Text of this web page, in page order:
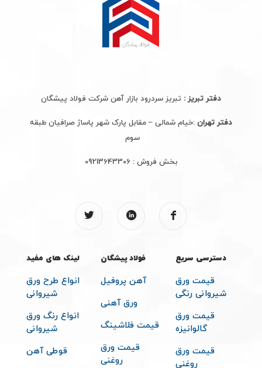
دفتر تبریز : تبریز سردرود بازار آهن شرکت فولاد پیشگان
دفتر تهران :خیام شمالی – مقابل پارک شهر پاساژ صرافیان طبقه
سوم
بخش فروش :09213643306
دسترسی سریع
قیمت ورق
شیروانی رنگی
قیمت ورق
گالوانیزه
قیمت ورق
روغنی
فولاد پیشگان
آهن پروفیل
ورق آهنی
قیمت فلاشینگ
قیمت ورق
روغنی
لینک های مفید
انواع طرح ورق
شیروانی
انواع رنگ ورق
شیروانی
قوطی آهن